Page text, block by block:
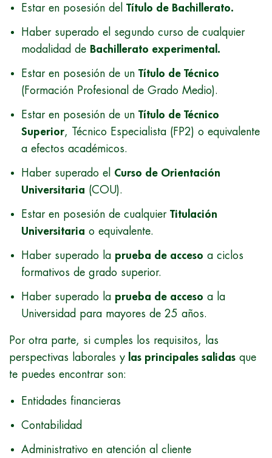
Estar en posesión del Título de Bachillerato.
Haber superado el segundo curso de cualquier
modalidad de Bachillerato experimental.
Estar en posesión de un Título de Técnico
(Formación Profesional de Grado Medio).
Estar en posesión de un Título de Técnico
Superior, Técnico Especialista (FP2) o equivalente
a efectos académicos.
Haber superado el Curso de Orientación
Universitaria (COU).
Estar en posesión de cualquier Titulación
Universitaria o equivalente.
Haber superado la prueba de acceso a ciclos
formativos de grado superior.
Haber superado la prueba de acceso a la
Universidad para mayores de 25 años.
Por otra parte, si cumples los requisitos, las
perspectivas laborales y las principales salidas que
te puedes encontrar son:
Entidades financieras
Contabilidad
Administrativo en atención al cliente